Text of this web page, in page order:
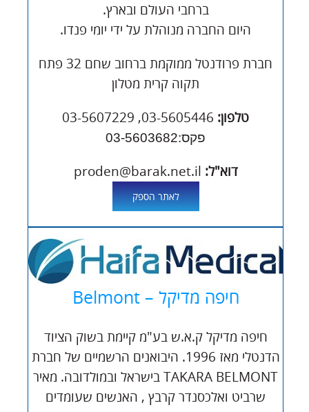
ברחבי העולם ובארץ.
היום החברה מנוהלת על ידי יומי פנדו.
חברת פרודנטל ממוקמת ברחוב שחם 32 פתח
תקוה קרית מטלון
טלפון:
פקס:03-5603682
דוא"ל:
לאתר הספק
חיפה מדיקל – Belmont
חיפה מדיקל ק.א.ש בע"מ קיימת בשוק הציוד
הדנטלי מאז 1996. היבואנים הרשמיים של חברת
TAKARA BELMONT בישראל ובמולדובה. מאיר
שרביט ואלכסנדר קרבץ , האנשים שעומדים